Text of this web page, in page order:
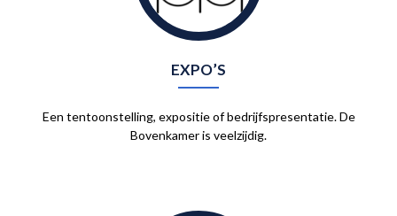
EXPO’S
Een tentoonstelling, expositie of bedrijfspresentatie. De
Bovenkamer is veelzijdig.